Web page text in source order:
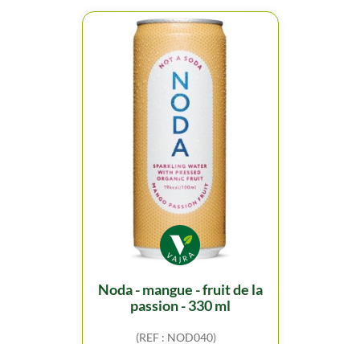
noda - mangue - fruit de la
passion - 330 ml
(REF : NOD040)